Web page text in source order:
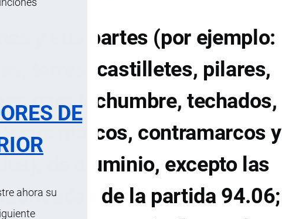
DE
ahora su
y sus partes (por ejemplo:
torres, castilletes, pilares,
para techumbre, techados,
y sus marcos, contramarcos y
de aluminio, excepto las
de la partida 94.06;